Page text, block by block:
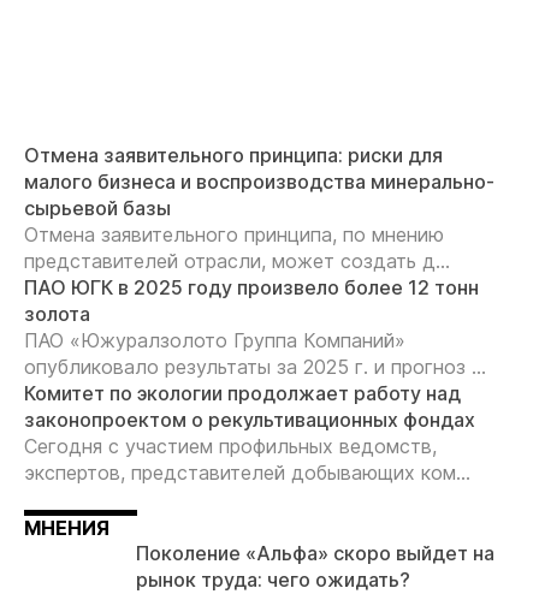
Отмена заявительного принципа: риски для
малого бизнеса и воспроизводства минерально-
сырьевой базы
Отмена заявительного принципа, по мнению
представителей отрасли, может создать д...
ПАО ЮГК в 2025 году произвело более 12 тонн
золота
ПАО «Южуралзолото Группа Компаний»
опубликовало результаты за 2025 г. и прогноз ...
Комитет по экологии продолжает работу над
законопроектом о рекультивационных фондах
Сегодня с участием профильных ведомств,
экспертов, представителей добывающих ком...
МНЕНИЯ
Поколение «Альфа» скоро выйдет на
рынок труда: чего ожидать?